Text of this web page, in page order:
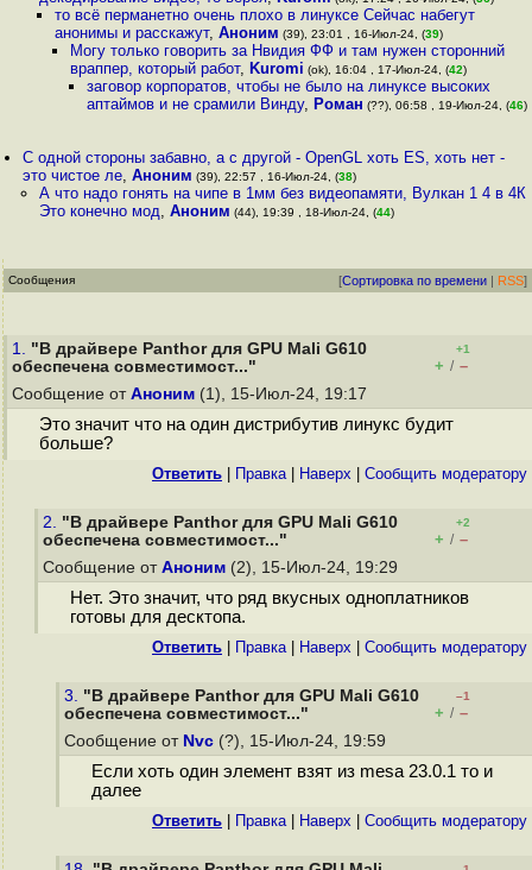
то всё перманетно очень плохо в линуксе Сейчас набегут
анонимы и расскажут, Аноним (39), 23:01 , 16-Июл-24, (39)
Могу только говорить за Нвидия ФФ и там нужен сторонний
враппер, который работ, Kuromi (ok), 16:04 , 17-Июл-24, (42)
заговор корпоратов, чтобы не было на линуксе высоких
аптаймов и не срамили Винду, Роман (??), 06:58 , 19-Июл-24, (46)
С одной стороны забавно, а с другой - OpenGL хоть ES, хоть нет -
это чистое ле,Аноним (39), 22:57 , 16-Июл-24, (38)
А что надо гонять на чипе в 1мм без видеопамяти, Вулкан 1 4 в 4К
Это конечно мод, Аноним (44), 19:39 , 18-Июл-24, (44)
Сообщения [Сортировка по времени | RSS]
1. "В драйвере Panthor для GPU Mali G610
обеспечена совместимост..."
+1
+ / –
Сообщение от Аноним (1), 15-Июл-24, 19:17
Это значит что на один дистрибутив линукс будит
больше?
Ответить Правка| Наверх Cообщить модератору
2. "В драйвере Panthor для GPU Mali G610
обеспечена совместимост..."
+2
+ / –
Сообщение от Аноним (2), 15-Июл-24, 19:29
Нет. Это значит, что ряд вкусных одноплатников
готовы для десктопа.
Ответить Правка| Наверх Cообщить модератору
3. "В драйвере Panthor для GPU Mali G610
обеспечена совместимост..."
–1
+ / –
Сообщение от Nvc (?), 15-Июл-24, 19:59
Если хоть один элемент взят из mesa 23.0.1 то и
далее
Ответить Правка| Наверх Cообщить модератору